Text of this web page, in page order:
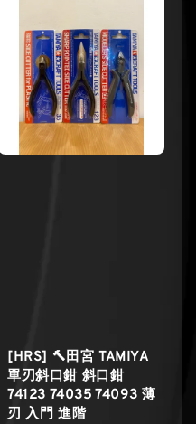
[HRS] 🔨田宮 TAMIYA
單刃斜口鉗 斜口鉗
74123 74035 74093 薄
刃 入門 進階